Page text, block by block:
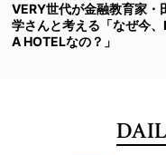
VERY世代が金融教育家・
学さんと考える「なぜ今
A HOTELなの？」